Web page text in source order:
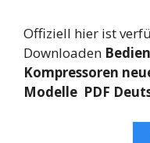
Offiziell hier ist
Downloaden
Kompressoren
Modelle PDF